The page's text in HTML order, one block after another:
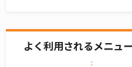
よく利用されるメニュー